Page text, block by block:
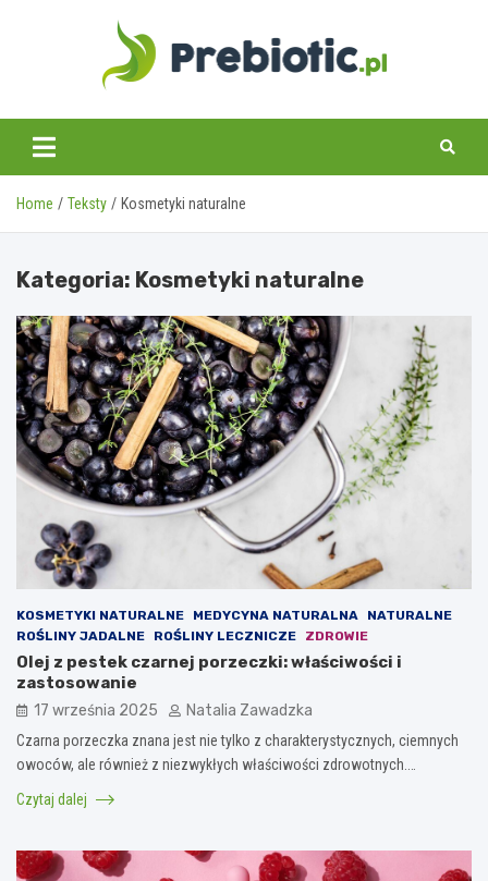
prebiotic.pl
Home Teksty Kosmetyki naturalne
Kategoria: Kosmetyki naturalne
KOSMETYKI NATURALNE MEDYCYNA NATURALNA
NATURALNE
ROŚLINY JADALNE
ROŚLINY LECZNICZE ZDROWIE
Olej z pestek czarnej porzeczki: właściwości i
zastosowanie
17 września 2025 Natalia Zawadzka
Czarna porzeczka znana jest nie tylko z charakterystycznych, ciemnych
owoców, ale również z niezwykłych właściwości zdrowotnych.…
Czytaj dalej